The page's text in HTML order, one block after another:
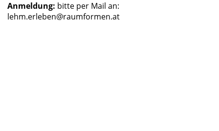
Anmeldung: bitte per Mail an:
lehm.erleben@raumformen.at